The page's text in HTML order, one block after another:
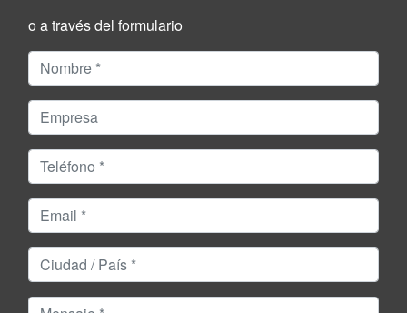
o a través del formulario